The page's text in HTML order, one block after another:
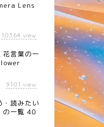
Lens
10364 view
花言葉の一
9101 view
・読みたい
の一覧 40